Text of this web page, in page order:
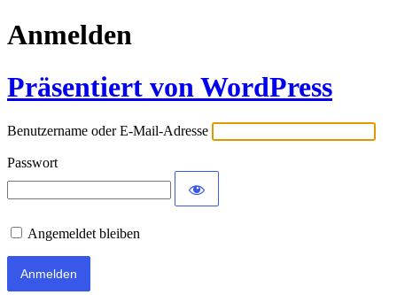
Anmelden
Präsentiert von WordPress
Benutzername oder E-Mail-Adresse
Passwort
Angemeldet bleiben